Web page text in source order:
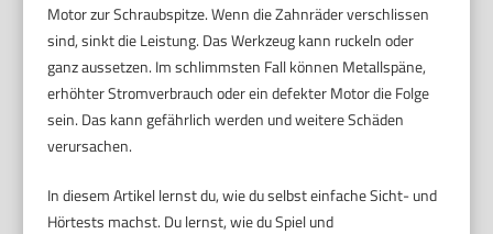
Motor zur Schraubspitze. Wenn die Zahnräder verschlissen
sind, sinkt die Leistung. Das Werkzeug kann ruckeln oder
ganz aussetzen. Im schlimmsten Fall können Metallspäne,
erhöhter Stromverbrauch oder ein defekter Motor die Folge
sein. Das kann gefährlich werden und weitere Schäden
verursachen.
In diesem Artikel lernst du, wie du selbst einfache Sicht- und
Hörtests machst. Du lernst, wie du Spiel und